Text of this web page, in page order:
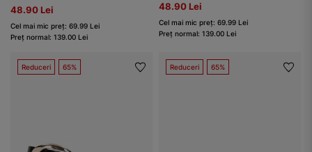
48.90 Lei
Cel mai mic preț: 69.99 Lei
Preț normal: 139.00 Lei
48.90 Lei
Cel mai mic preț: 69.99 Lei
Preț normal: 139.00 Lei
Reduceri 65% Reduceri 65%